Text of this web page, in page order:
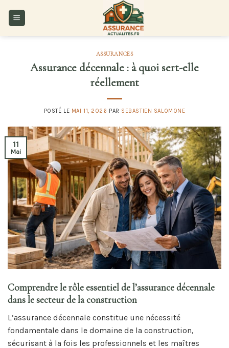
ASSURANCES
Assurance décennale : à quoi sert-elle
réellement
POSTÉ LE MAI 11, 2026 PAR SEBASTIEN SALOMONE
11
Mai
Comprendre le rôle essentiel de l’assurance décennale
dans le secteur de la construction
L’assurance décennale constitue une nécessité
fondamentale dans le domaine de la construction,
sécurisant à la fois les professionnels et les maîtres